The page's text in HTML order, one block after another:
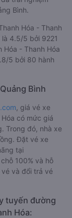
Bình.
Hóa - Thanh
4.5/5 bởi 9221
Hóa - Thanh Hóa
5 bởi 80 hành
Bình
, giá vé xe
có mức giá
Trong đó, nhà xe
Đặt vé xe
tại
100% và hỗ
và đổi trả vé
tuyến đường
Hóa: